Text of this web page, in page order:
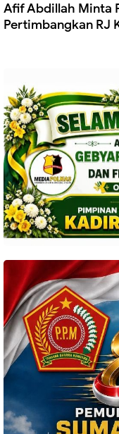
Afif Abdillah Minta
Pertimbangkan RJ